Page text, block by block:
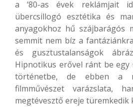
a ‘80-as évek reklámjait
übercsillogó esztétika és
anyagokhoz hű szájbarágós
semmit nem bíz a
és gusztustalanságok
Hipnotikus erővel ránt be egy
történetbe, de ebben a
filmművészet varázslata,
megtévesztő ereje türemkedik